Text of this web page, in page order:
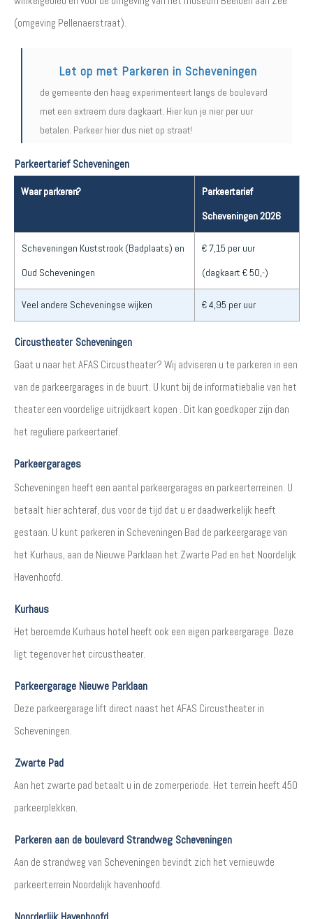
(omgeving Pellenaerstraat).
Let op met Parkeren in Scheveningen
de gemeente den haag experimenteert langs de boulevard
met een extreem dure dagkaart. Hier kun je nier per uur
betalen. Parkeer hier dus niet op straat!
Parkeertarief Scheveningen
Waar parkeren?
Parkeertarief
Scheveningen 2026
Scheveningen Kuststrook (Badplaats) en
Oud Scheveningen
€ 7,15 per uur
(dagkaart € 50,-)
Veel andere Scheveningse wijken € 4,95 per uur
Circustheater Scheveningen
Gaat u naar het AFAS Circustheater? Wij adviseren u te parkeren in een
van de parkeergarages in de buurt. U kunt bij de informatiebalie van het
theater een voordelige uitrijdkaart kopen . Dit kan goedkoper zijn dan
het reguliere parkeertarief.
Parkeergarages
Scheveningen heeft een aantal parkeergarages en parkeerterreinen. U
betaalt hier achteraf, dus voor de tijd dat u er daadwerkelijk heeft
gestaan. U kunt parkeren in Scheveningen Bad de parkeergarage van
het Kurhaus, aan de Nieuwe Parklaan het Zwarte Pad en het Noordelijk
Havenhoofd.
Kurhaus
Het beroemde Kurhaus hotel heeft ook een eigen parkeergarage. Deze
ligt tegenover het circustheater.
Parkeergarage Nieuwe Parklaan
Deze parkeergarage lift direct naast het AFAS Circustheater in
Scheveningen.
Zwarte Pad
Aan het zwarte pad betaalt u in de zomerperiode. Het terrein heeft 450
parkeerplekken.
Parkeren aan de boulevard Strandweg Scheveningen
Aan de strandweg van Scheveningen bevindt zich het vernieuwde
parkeerterrein Noordelijk havenhoofd.